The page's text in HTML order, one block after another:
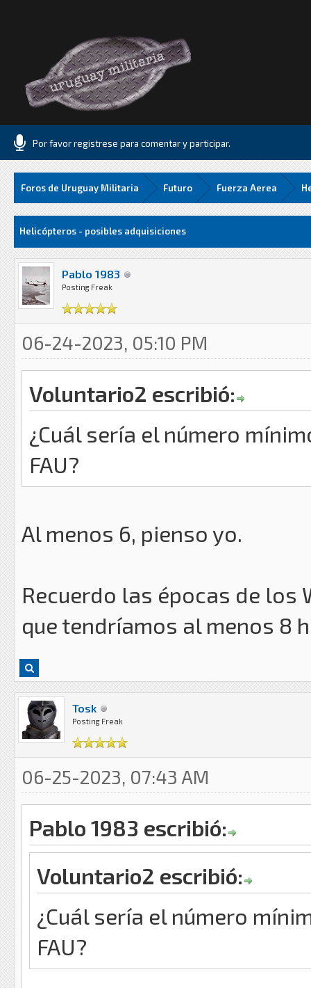
Por favor registrese para comentar y participar.
Foros de Uruguay Militaria Futuro Fuerza Aerea
MediaHelicópteros - posibles adquisiciones
Pablo 1983
Posting Freak
06-24-2023, 05:10 PM
Voluntario2 escribió:
¿Cuál sería el número
FAU?
Al menos 6, pienso yo.
Recuerdo las épocas de los
que tendríamos al menos 8
Tosk
Posting Freak
06-25-2023, 07:43 AM
Pablo 1983 escribió:
Voluntario2 escribió:
¿Cuál sería el número
FAU?